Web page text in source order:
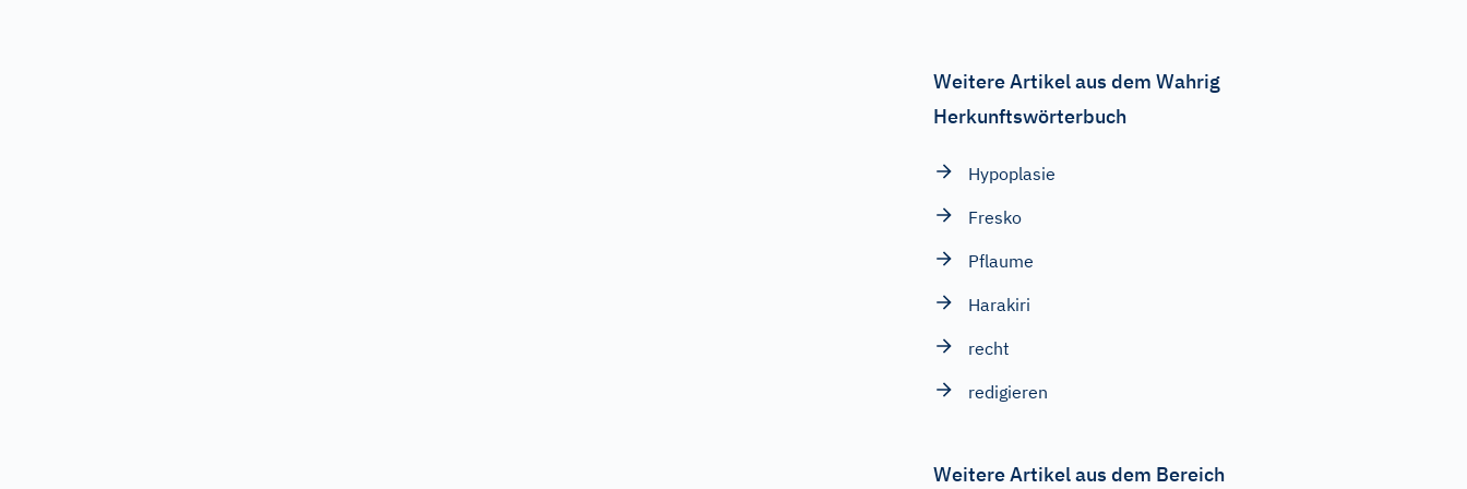
Weitere Artikel aus dem Wahrig
Herkunftswörterbuch
Hypoplasie
Fresko
Pflaume
Harakiri
recht
redigieren
Weitere Artikel aus dem Bereich